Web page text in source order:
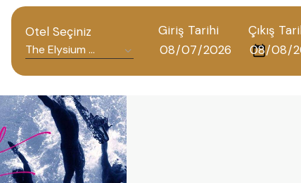
Otel Seçiniz Giriş Tarihi Çıkış
TÜM